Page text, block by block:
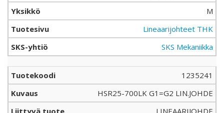
M
Lineaarijohteet THK
SKS Mekaniikka
1235241
HSR25-700LK G1=G2 LIN.JOHDE